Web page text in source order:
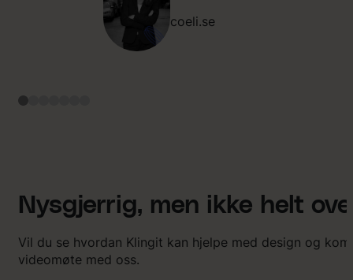
coeli.se
Nysgjerrig, men ikke helt
Vil du se hvordan Klingit kan hjelpe med design og
videomøte med oss.